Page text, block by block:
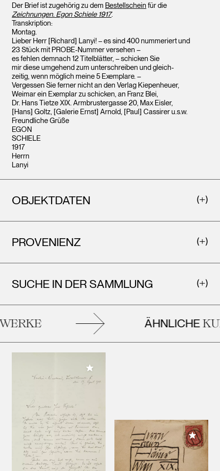
Der Brief ist zugehörig zu dem Bestellschein für die
Zeichnungen. Egon Schiele 1917.
Transkription:
Montag.
Lieber Herr [Richard] Lanyi! – es sind 400 nummeriert und
23 Stück mit PROBE-Nummer versehen –
es fehlen demnach 12 Titelblätter, – schicken Sie
mir diese umgehend zum unterschreiben und gleich-
zeitig, wenn möglich meine 5 Exemplare. –
Vergessen Sie ferner nicht an den Verlag Kiepenheuer,
Weimar ein Exemplar zu schicken, an Franz Blei,
Dr. Hans Tietze XIX. Armbrustergasse 20, Max Eisler,
[Hans] Goltz, [Galerie Ernst] Arnold, [Paul] Cassirer u.s.w.
Freundliche Grüße
EGON
SCHIELE
1917
Herrn
Lanyi
OBJEKTDATEN
PROVENIENZ
SUCHE IN DER SAMMLUNG
ÄHNLICHE
Meiner Sammlung hinzufügen
Meiner